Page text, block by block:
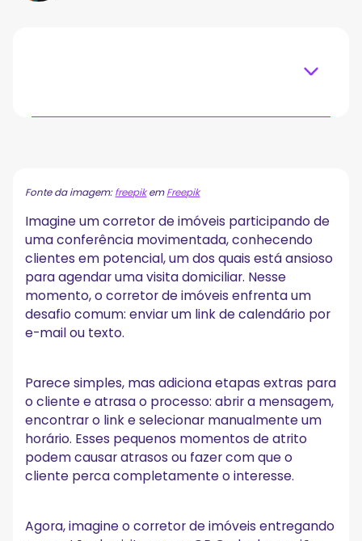
reuniões?
Principais plataformas para integração com códigos
QR de reuniões
Calendly
Google Meet
Como posso criar um QR Code para
agendamentos?
consultas com o Uniqode
Etapa 3: personalize seu código QR
Etapa 4: teste e baixe
Quem pode usar códigos QR para marcar consultas?
Onde posso colocar o QR Code da minha reserva de
reunião?
Fonte da imagem:freepikemFreepik
Imagine um corretor de imóveis participando de
uma conferência movimentada, conhecendo
clientes em potencial, um dos quais está ansioso
para agendar uma visita domiciliar. Nesse
momento, o corretor de imóveis enfrenta um
desafio comum: enviar um link de calendário por
e-mail ou texto.
Parece simples, mas adiciona etapas extras para
o cliente e atrasa o processo: abrir a mensagem,
encontrar o link e selecionar manualmente um
horário. Esses pequenos momentos de atrito
podem causar atrasos ou fazer com que o
cliente perca completamente o interesse.
Agora, imagine o corretor de imóveis entregando